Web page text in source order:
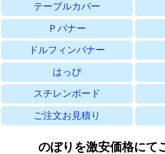
テーブルカバー
Ｐバナー
ドルフィンバナー
はっぴ
スチレンボード
ご注文お見積り
のぼりを激安価格にて